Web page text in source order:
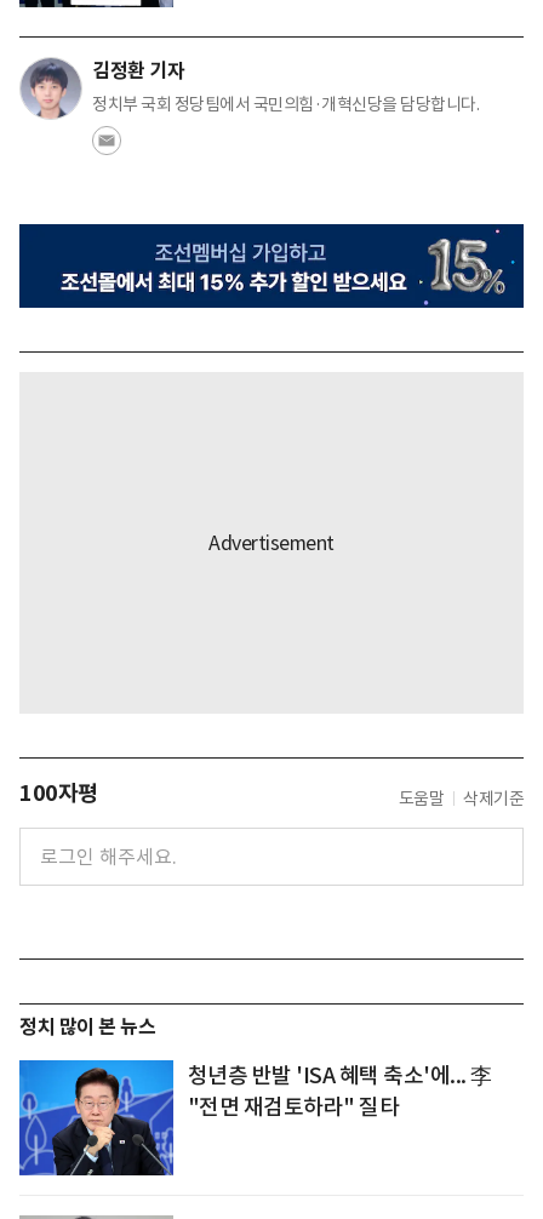
김정환 기자
정치부 국회 정당팀에서 국민의힘·개혁신당을 담당합니다.
100자평 도움말 삭제기준
정치 많이 본 뉴스
청년층 반발 'ISA 혜택 축소'에... 李
"전면 재검토하라" 질타